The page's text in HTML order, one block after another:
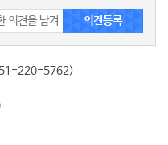
220-5762)